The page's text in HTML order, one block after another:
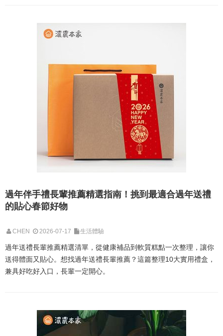
過年伴手禮長輩推薦精選指南！挑到最適合過年送禮
的貼心春節好物
CHEN 2026-07-17 生活體驗
過年送禮長輩推薦精選清單，從健康補品到軟質糕點一次整理，讓你
送得體面又貼心。想找過年送禮長輩推薦？這篇整理10大實用禮盒，
兼具好吃好入口，長輩一定開心。